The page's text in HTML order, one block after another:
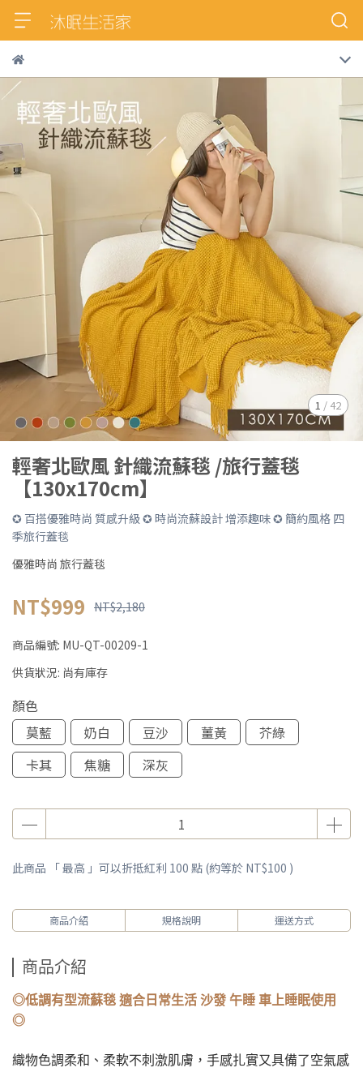
1 / 42
輕奢北歐風 針織流蘇毯 /旅行蓋毯
【130x170cm】
✪ 百搭優雅時尚 質感升級 ✪ 時尚流蘇設計 增添趣味 ✪ 簡約風格 四
季旅行蓋毯
優雅時尚 旅行蓋毯
NT$999 NT$2,180
商品編號: MU-QT-00209-1
供貨狀況: 尚有庫存
顏色
莫藍
奶白 豆沙 薑黃
芥綠
卡其
焦糖 深灰
此商品 「 最高 」可以折抵紅利 100 點 (約等於 NT$100 )
商品介紹 規格說明 運送方式
商品介紹
◎低調有型流蘇毯 適合日常生活 沙發 午睡 車上睡眠使用
◎
織物色調柔和、柔軟不刺激肌膚，手感扎實又具備了空氣感